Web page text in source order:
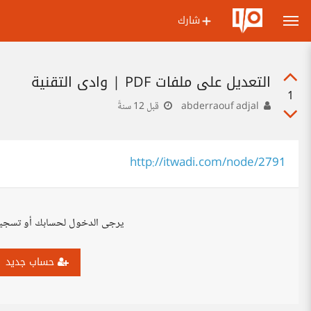
شارك
1
التعديل على ملفات PDF | وادي التقنية
قبل 12 سنةً
http://itwadi.com/node/2791
يرجى الدخول لحسابك أو
حساب جديد